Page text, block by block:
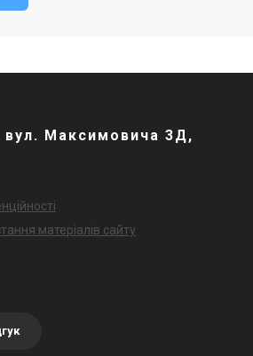
вул. Максимовича 3Д,
матеріалів сайту